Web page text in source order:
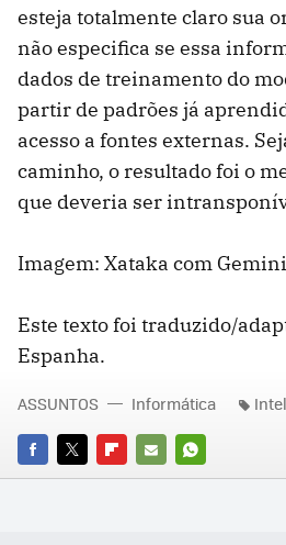
esteja totalmente claro sua
não especifica se essa
dados de treinamento do
partir de padrões já
acesso a fontes externas.
caminho, o resultado foi o
que deveria ser
Imagem: Xataka com
Este texto foi traduzido/
Espanha.
FACEBOOK
TWITTERFLIPBOARD
E-
WHATSAPP
ASSUNTOS Informática